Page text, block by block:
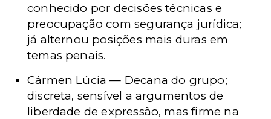
conhecido por decisões técnicas e
preocupação com segurança jurídica;
já alternou posições mais duras em
temas penais.
Cármen Lúcia — Decana do grupo;
discreta, sensível a argumentos de
liberdade de expressão, mas firme na